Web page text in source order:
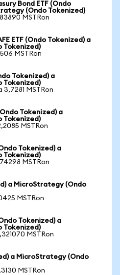
Bond ETF (Ondo
(Ondo Tokenized)
MSTRon
ETF (Ondo Tokenized) a
Tokenized)
MSTRon
Tokenized) a
Tokenized)
3,7281 MSTRon
Tokenized) a
Tokenized)
MSTRon
Tokenized) a
Tokenized)
MSTRon
a MicroStrategy (Ondo
MSTRon
Tokenized) a
Tokenized)
MSTRon
a MicroStrategy (Ondo
MSTRon